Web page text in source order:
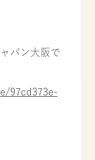
パン大阪で
97cd373e-